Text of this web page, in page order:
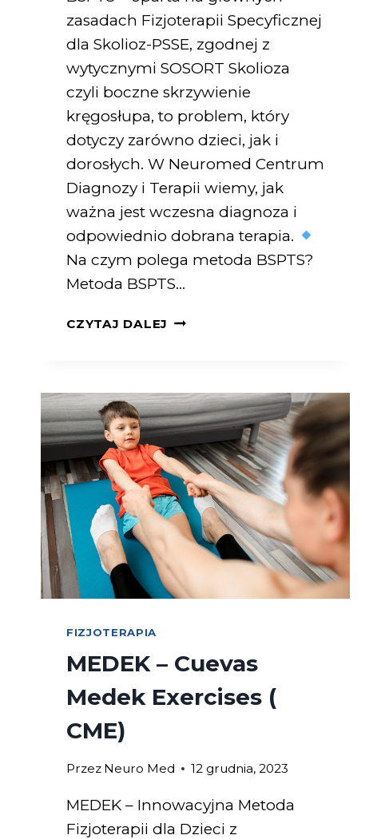
zasadach Fizjoterapii Specyficznej
dla Skolioz-PSSE, zgodnej z
wytycznymi SOSORT Skolioza
czyli boczne skrzywienie
kręgosłupa, to problem, który
dotyczy zarówno dzieci, jak i
dorosłych. W Neuromed Centrum
Diagnozy i Terapii wiemy, jak
ważna jest wczesna diagnoza i
odpowiednio dobrana terapia.
Na czym polega metoda BSPTS?
Metoda BSPTS…
CZYTAJ DALEJ
FIZJOTERAPIA
MEDEK – Cuevas
Medek Exercises (
CME)
Przez Neuro Med 12 grudnia, 2023
MEDEK – Innowacyjna Metoda
Fizjoterapii dla Dzieci z